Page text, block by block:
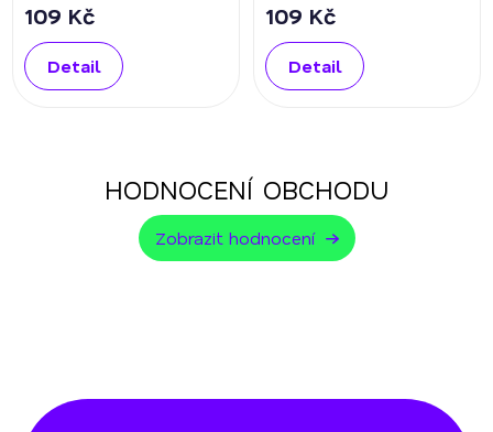
109 Kč
Detail
109 Kč
Detail
HODNOCENÍ OBCHODU
Zobrazit hodnocení